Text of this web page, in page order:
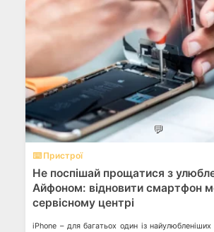
💬
⌨️ Пристрої
Не поспішай прощатися з
Айфоном: відновити смартфон
сервісному центрі
iPhone – для багатьох один із